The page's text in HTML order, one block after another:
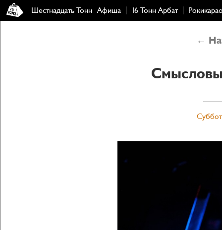
Шестнадцать Тонн Афиша 16 Тонн Арбат
←